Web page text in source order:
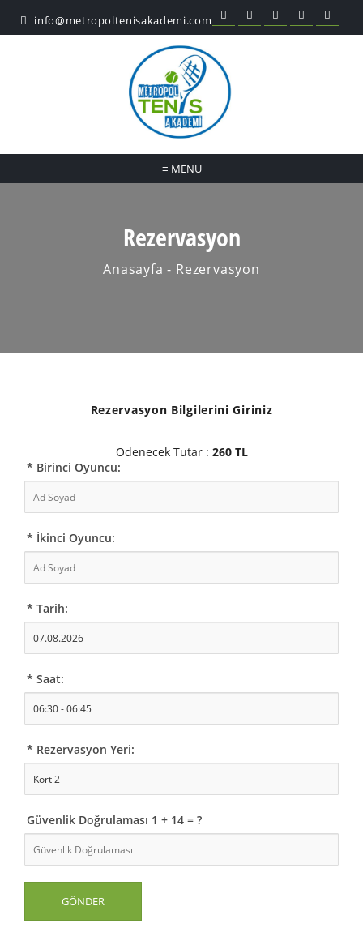
info@metropoltenisakademi.com
≡ MENU
Rezervasyon
Anasayfa - Rezervasyon
Rezervasyon Bilgilerini Giriniz
Ödenecek Tutar : 260 TL
* Birinci Oyuncu:
* İkinci Oyuncu:
* Tarih:
* Saat:
* Rezervasyon Yeri:
Güvenlik Doğrulaması 1 + 14 = ?